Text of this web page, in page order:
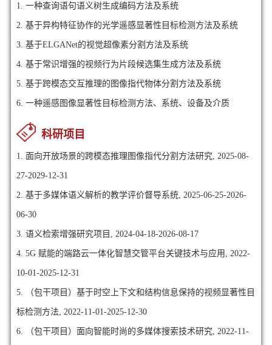
1. 一种查询语句语义树生成编码方法及系统
2. 基于异构特征协作的光学遥感显著性目标检测方法及系统
3. 基于ELGANet的视觉超像素分割方法及系统
4. 基于常识增强的视频行为片段候选集生成方法及系统
5. 基于跨模态交互推理的图像指代物体分割方法及系统
6. 一种遥感图像显著性目标检测方法、系统、设备及介质
科研项目
1. 面向开放场景的跨模态推理图像指代分割方法研究, 2025-08-
27-2029-12-31
2. 基于多媒体语义解析的教学评价督导系统, 2025-06-25-2026-
06-30
3. 语义检索增强研究项目, 2024-04-18-2026-08-17
4. 5G 赋能的端路云一体化智慧交管平台关键技术与应用, 2022-
10-01-2025-12-31
5. （包干项目）基于时空上下文和结构信息保持的视频显著性目
标检测方法, 2022-11-01-2025-12-30
6. （包干项目）面向智能时尚的多媒体搜索技术研究, 2022-11-